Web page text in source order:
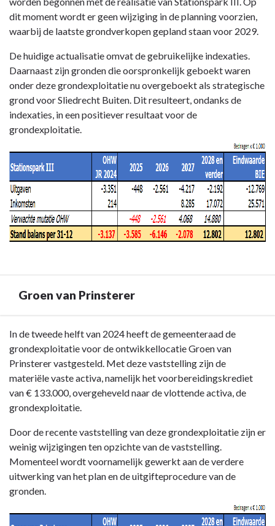
dit moment wordt er geen wijziging in de planning voorzien,
waarbij de laatste grondverkopen gepland staan voor 2029.
De huidige actualisatie omvat de gebruikelijke indexaties.
Daarnaast zijn gronden die oorspronkelijk geboekt waren
onder deze grondexploitatie nu overgeboekt als strategische
grond voor Sliedrecht Buiten. Dit resulteert, ondanks de
indexaties, in een positiever resultaat voor de
grondexploitatie.
Groen van Prinsterer
Terug
naar
navigatie
Paragraaf
Grondbeleid
Groen
van
Prinsterer
In de tweede helft van 2024 heeft de gemeenteraad de
grondexploitatie voor de ontwikkellocatie Groen van
Prinsterer vastgesteld. Met deze vaststelling zijn de
materiële vaste activa, namelijk het voorbereidingskrediet
van € 133.000, overgeheveld naar de vlottende activa, de
grondexploitatie.
Door de recente vaststelling van deze grondexploitatie zijn er
weinig wijzigingen ten opzichte van de vaststelling.
Momenteel wordt voornamelijk gewerkt aan de verdere
uitwerking van het plan en de uitgifteprocedure van de
gronden.